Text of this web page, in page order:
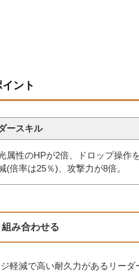
ント
ースキル
属性のHPが2倍、ドロップ操作
(倍率は25％)、攻撃力が8倍。
み合わせる
軽減で高い耐久力があるリーダ